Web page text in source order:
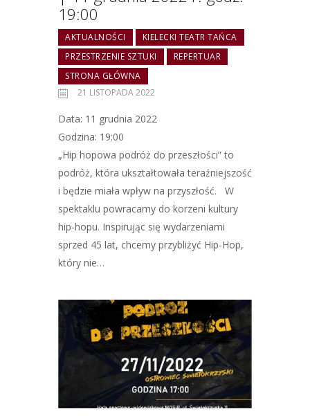
19:00
AKTUALNOŚCI
KIELECKI TEATR TAŃCA
PRZESTRZENIE SZTUKI
REPERTUAR
STRONA GŁÓWNA
21 LISTOPADA 2022
Data: 11 grudnia 2022
Godzina: 19:00
„Hip hopowa podróż do przeszłości” to
podróż, która ukształtowała teraźniejszość
i będzie miała wpływ na przyszłość. W
spektaklu powracamy do korzeni kultury
hip-hopu. Inspirując się wydarzeniami
sprzed 45 lat, chcemy przybliżyć Hip-Hop,
który nie…